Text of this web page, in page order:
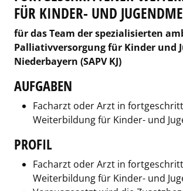
FÜR KINDER- UND
für das Team der spezialisierten
Palliativversorgung für Kinder und
Niederbayern (SAPV KJ)
AUFGABEN
Facharzt oder Arzt in
Weiterbildung für Kinder- und
PROFIL
Facharzt oder Arzt in
Weiterbildung für Kinder- und